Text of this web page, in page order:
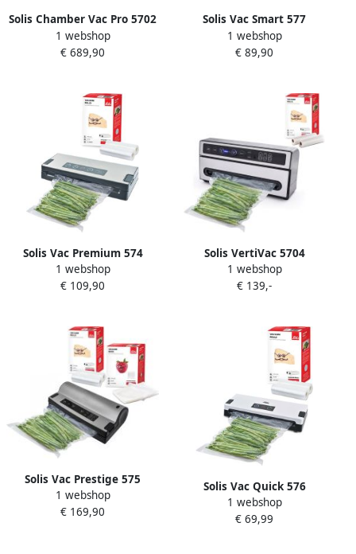
Solis Chamber Vac Pro 5702
Vacumeermachine + 2
Vacuümrollen (20 x 600 cm)
1 webshop
€ 689,90
Solis Vac Smart 577
Vacumeermachine
Volautomatische
1 webshop
€ 89,90
Solis Vac Premium 574
Vacumeermachine + 2
Vacuümrollen Grijs
1 webshop
€ 109,90
Solis VertiVac 5704
Vacumeermachine
Vacuümmachine + 2
1 webshop
€ 139,-
Solis Vac Prestige 575
Vacumeermachine
Vacuummachine met
1 webshop
€ 169,90
Solis Vac Quick 576
Vacumeermachine + 2
Vacuümrollen 20 x 600 cm
1 webshop
€ 69,99